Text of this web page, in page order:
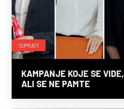
ISPRATI
KAMPANJE KOJE SE VIDE,
ALI SE NE PAMTE